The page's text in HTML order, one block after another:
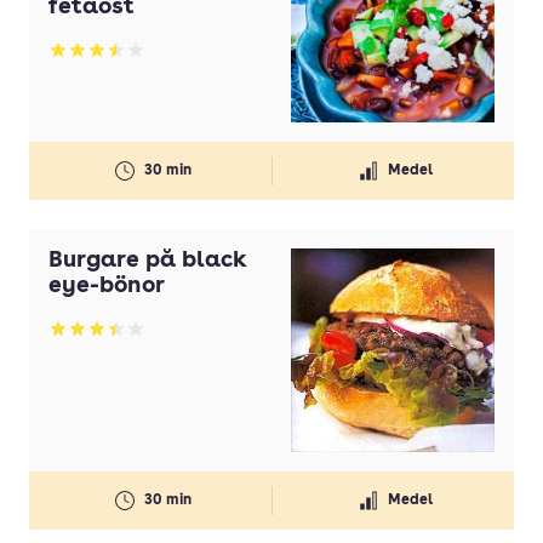
fetaost
Betyg: 3.47 av 5
30 min Medel
Burgare på black
eye-bönor
Betyg: 3.4 av 5
30 min Medel